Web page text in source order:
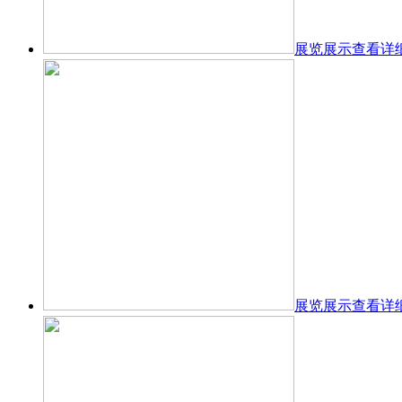
展览展示查看详
展览展示查看详